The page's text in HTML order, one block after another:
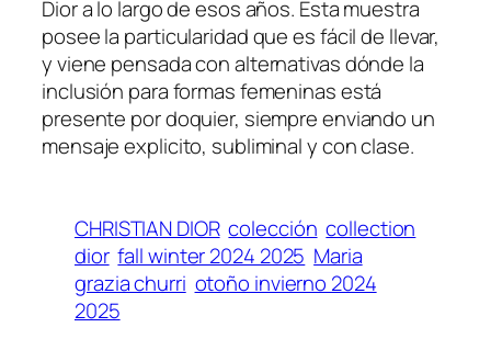
Dior a lo largo de esos años. Esta muestra
posee la particularidad que es fácil de llevar,
y viene pensada con alternativas dónde la
inclusión para formas femeninas está
presente por doquier, siempre enviando un
mensaje explicito, subliminal y con clase.
CHRISTIAN DIOR colección collection
dior fall winter 2024 2025 Maria
grazia churri otoño invierno 2024
2025